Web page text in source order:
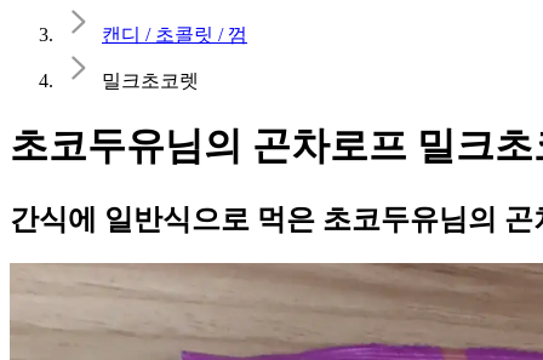
캔디 / 초콜릿 / 껌
밀크초코렛
초코두유님의 곤차로프 밀크
간식에 일반식으로 먹은 초코두유님의